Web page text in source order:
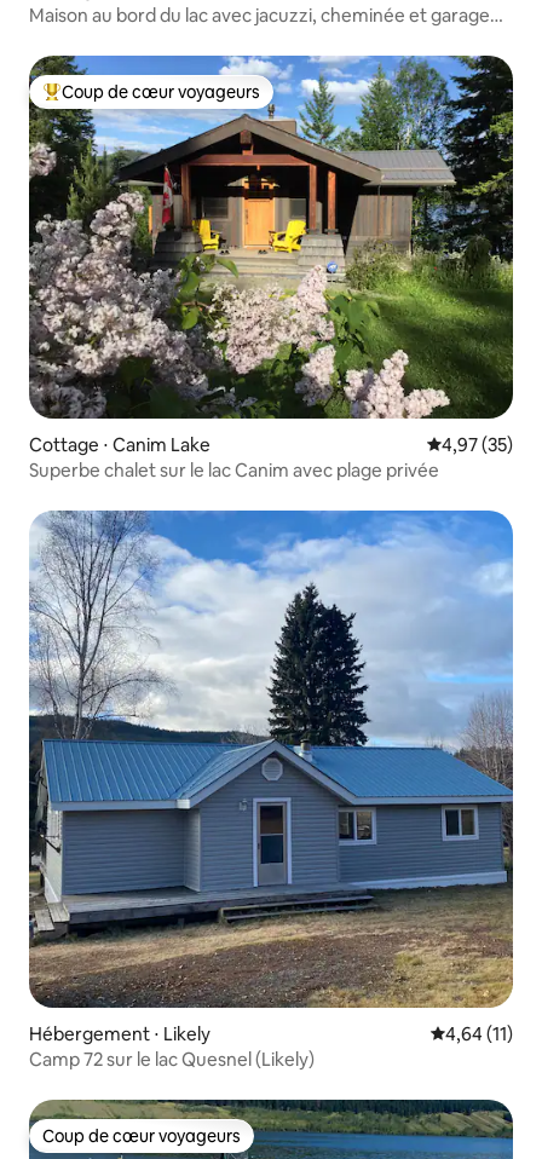
Maison au bord du lac avec jacuzzi, cheminée et garage
Coups de cœur voyageurs les plus appréciés
Coup de cœur voyageurs
Cottage ⋅ Canim Lake Évaluation
4,97 (35)
Superbe chalet sur le lac Canim avec plage privée
Hébergement ⋅ Likely Évaluation
4,64 (11)
Camp 72 sur le lac Quesnel (Likely)
Coup de cœur voyageurs
Coup de cœur voyageurs